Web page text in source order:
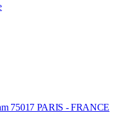
75017 PARIS - FRANCE